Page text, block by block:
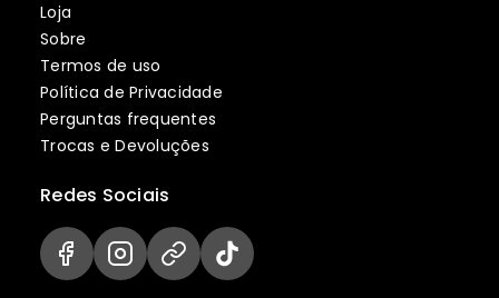
Loja
Sobre
Termos de uso
Política de Privacidade
Perguntas frequentes
Trocas e Devoluções
Redes Sociais